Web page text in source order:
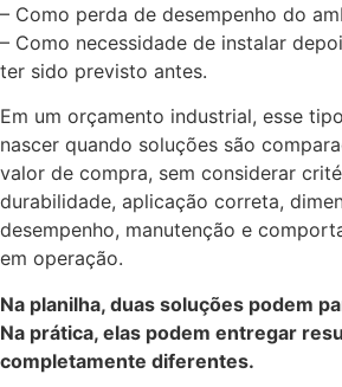
– Como perda de desempenho do
– Como necessidade de instalar
ter sido previsto antes.
Em um orçamento industrial, esse
nascer quando soluções são
valor de compra, sem considerar
durabilidade, aplicação correta,
desempenho, manutenção e
em operação.
Na planilha, duas soluções podem
Na prática, elas podem entregar
completamente diferentes.